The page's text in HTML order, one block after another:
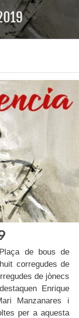
de bous de
corregudes de
de jònecs
Enrique
Manzanares i
per a aquesta